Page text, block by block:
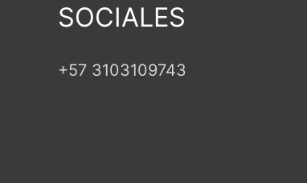
SOCIALES
+57 3103109743